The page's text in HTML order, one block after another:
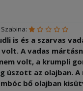
is és a szarvas
A vadas
volt, a krumpli
úszott az olajban. A
bő olajban